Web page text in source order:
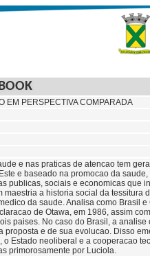
EM PERSPECTIVA COMPARADA
e nas praticas de atencao tem
e baseado na promocao da
publicas, sociais e economicas que
a historia social da tessitura
da saude. Analisa como Brasil
de Otawa, em 1986, assim
paises. No caso do Brasil, a
e de sua evolucao. Disso
Estado neoliberal e a cooperacao
primorosamente por Luciola.